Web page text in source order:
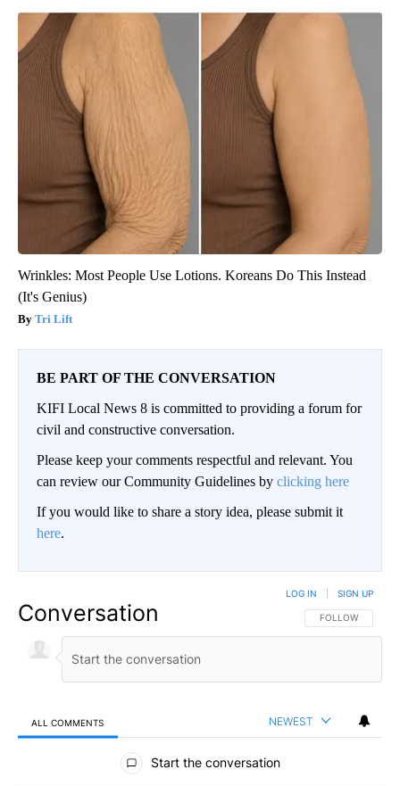
Wrinkles: Most People Use Lotions. Koreans Do This Instead
(It's Genius)
Tri Lift
BE PART OF THE CONVERSATION
KIFI Local News 8 is committed to providing a forum for
civil and constructive conversation.
Please keep your comments respectful and relevant. You
can review our Community Guidelines by clicking here
If you would like to share a story idea, please submit it
here.
Conversation FOLLOW THIS
FOLLOW
LOG IN SIGN UP
ALL COMMENTS NEWEST
All Comments
Start the conversation